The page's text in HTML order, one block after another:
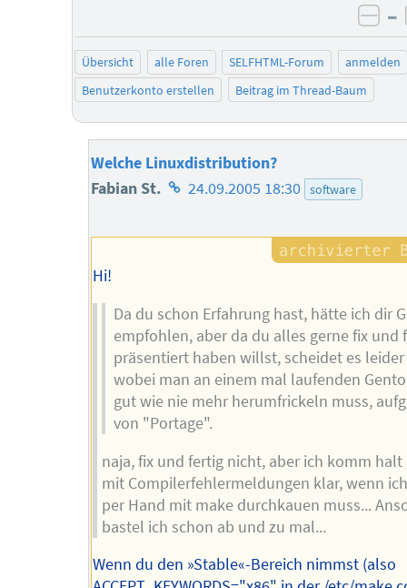
–
Übersicht alle Foren SELFHTML-Forum
anmelden
Benutzerkonto erstellen
Beitrag im Thread-Baum
Welche Linuxdistribution?
Fabian St. Homepage
Autors
24.09.2005 18:30 software
Hi!
Da du schon Erfahrung hast, hätte ich dir
empfohlen, aber da du alles gerne fix und
präsentiert haben willst, scheidet es leider
wobei man an einem mal laufenden
gut wie nie mehr herumfrickeln muss,
von "Portage".
naja, fix und fertig nicht, aber ich komm
mit Compilerfehlermeldungen klar, wenn
per Hand mit make durchkauen muss...
bastel ich schon ab und zu mal...
Wenn du den »Stable«-Bereich nimmst (also